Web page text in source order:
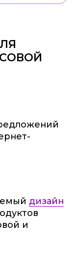
дизайн
и